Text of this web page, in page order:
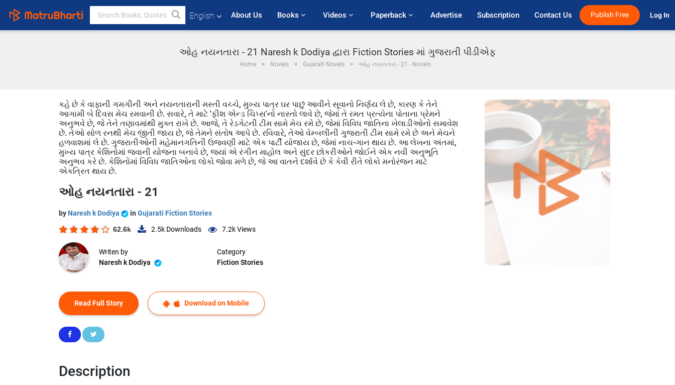
English About Us Books Videos Paperback Advertise Subscription Contact Us Publish Free Log In
ઓહ નયનતારા - 21 Naresh k Dodiya દ્વારા Fiction Stories માં ગુજરાતી પીડીએફ
Home Novels Gujarati Novels ઓહ નયનતારા - 21 - Novels
કહે છે કે વાફાની ગમગીની અને નયનતારાની મસ્તી વચ્ચે, મુખ્ય પાત્ર ઘર પાછું આવીને સૂવાનો નિર્ણય લે છે, કારણ કે તેને
આગામી બે દિવસ મેચ રમવાની છે. સવારે, તે માટે 'ફીશ એન્ડ ચિપ્સ'નો નાસ્તો લાવે છે, જેમાં તે રમત પ્રત્યેના પોતાના પ્રેમને
અનુભવે છે, જે તેને તણાવમાંથી મુક્ત રાખે છે. આજે, તે રેડગેટની ટીમ સામે મેચ રમે છે, જેમાં વિવિધ જાતિના ખેલાડીઓનો સમાવેશ
છે. તેઓ સોળ રનથી મેચ જીતી જાય છે, જે તેમને સંતોષ આપે છે. રવિવારે, તેઓ વેમ્બલીની ગુજરાતી ટીમ સામે રમે છે અને મેચને
હળવાશમાં લે છે. ગુજરાતીઓની મહેમાનગતિની ઉજવણી માટે એક પાર્ટી યોજાય છે, જેમાં નાચ-ગાન થાય છે. આ લેખના અંતમાં,
મુખ્ય પાત્ર કેશિનોમાં જવાની યોજના બનાવે છે, જ્યાં એ રંગીન માહોલ અને સુંદર છોકરીઓને જોઈને એક નવી અનુભૂતિ
અનુભવ કરે છે. કેશિનોમાં વિવિધ જાતિઓના લોકો જોવા મળે છે, જે આ વાતને દર્શાવે છે કે કેવી રીતે લોકો મનોરંજન માટે
એકત્રિત થાય છે.
ઓહ નયનતારા - 21
by Naresh k Dodiya in Gujarati Fiction Stories
62.6k 2.5k Downloads 7.2kViews
Writen by
Naresh k Dodiya
Category
Fiction Stories
Read Full Story Download on Mobile
Description